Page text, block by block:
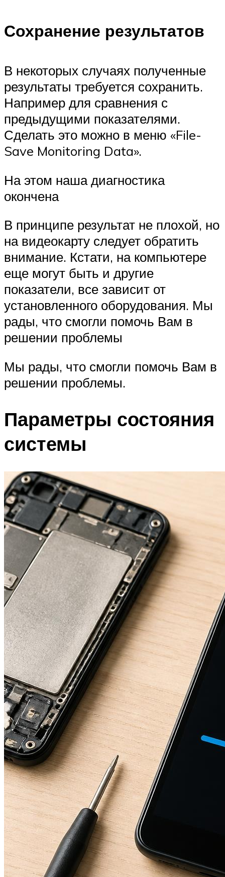
Сохранение результатов
В некоторых случаях полученные
результаты требуется сохранить.
Например для сравнения с
предыдущими показателями.
Сделать это можно в меню «File-
Save Monitoring Data».
На этом наша диагностика
окончена
В принципе результат не плохой, но
на видеокарту следует обратить
внимание. Кстати, на компьютере
еще могут быть и другие
показатели, все зависит от
установленного оборудования. Мы
рады, что смогли помочь Вам в
решении проблемы
Мы рады, что смогли помочь Вам в
решении проблемы.
Параметры состояния
системы